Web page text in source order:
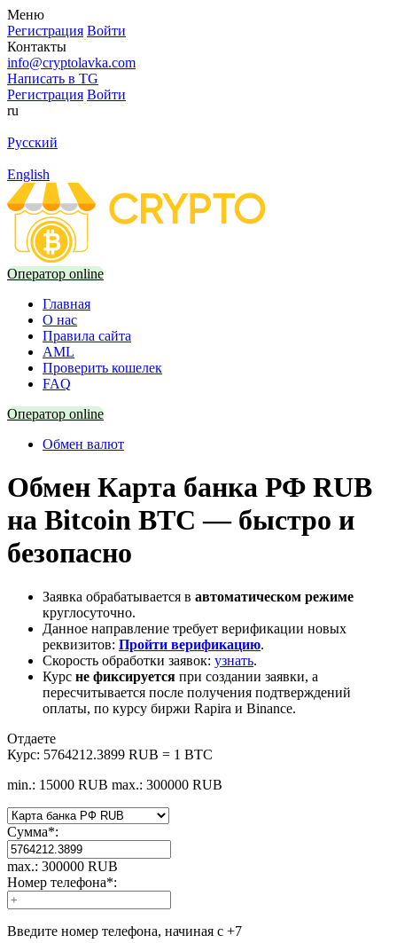
Меню
Регистрация Войти
Контакты
info@cryptolavka.com
Написать в TG
Регистрация Войти
ru
Русский
English
Оператор online
Главная
О нас
Правила сайта
AML
Проверить кошелек
FAQ
Оператор online
Обмен валют
Обмен Карта банка РФ RUB
на Bitcoin BTC — быстро и
безопасно
Заявка обрабатывается в автоматическом режиме
круглосуточно.
Данное направление требует верификации новых
реквизитов: Пройти верификацию.
Скорость обработки заявок: узнать.
Курс не фиксируется при создании заявки, а
пересчитывается после получения подтверждений
оплаты, по курсу биржи Rapira и Binance.
Отдаете
Курс: 5764212.3899 RUB = 1 BTC
min.: 15000 RUB max.: 300000 RUB
Сумма*:
max.: 300000 RUB
Номер телефона*:
Введите номер телефона, начиная с +7